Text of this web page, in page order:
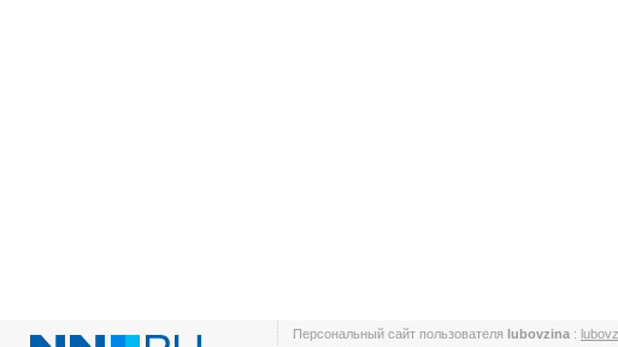
Персональный сайт пользователя lubovzina :